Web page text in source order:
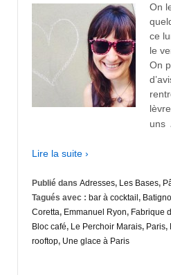
On
ce
le
On
uns
Lire la suite ›
Publié dans Adresses, Les Bases,
Tagués avec : bar à cocktail ,
Coretta, Emmanuel Ryon, Fabrique
Bloc café, Le Perchoir Marais, Paris,
rooftop, Une glace à Paris